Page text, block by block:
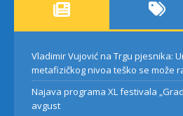
Vladimir Vujović na Trgu pjesnika:
metafizičkog nivoa teško se može
Najava programa XL festivala
avgust